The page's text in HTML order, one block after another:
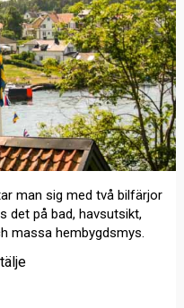
man sig med två bilfärjor
det på bad, havsutsikt,
massa hembygdsmys.